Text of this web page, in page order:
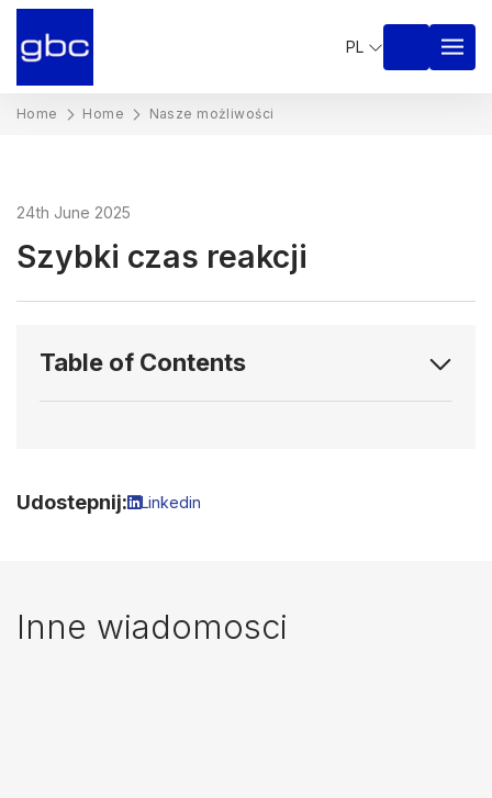
PL
Home Home Nasze możliwości
24th June 2025
Szybki czas reakcji
Table of Contents
Udostepnij: Linkedin
Inne wiadomosci